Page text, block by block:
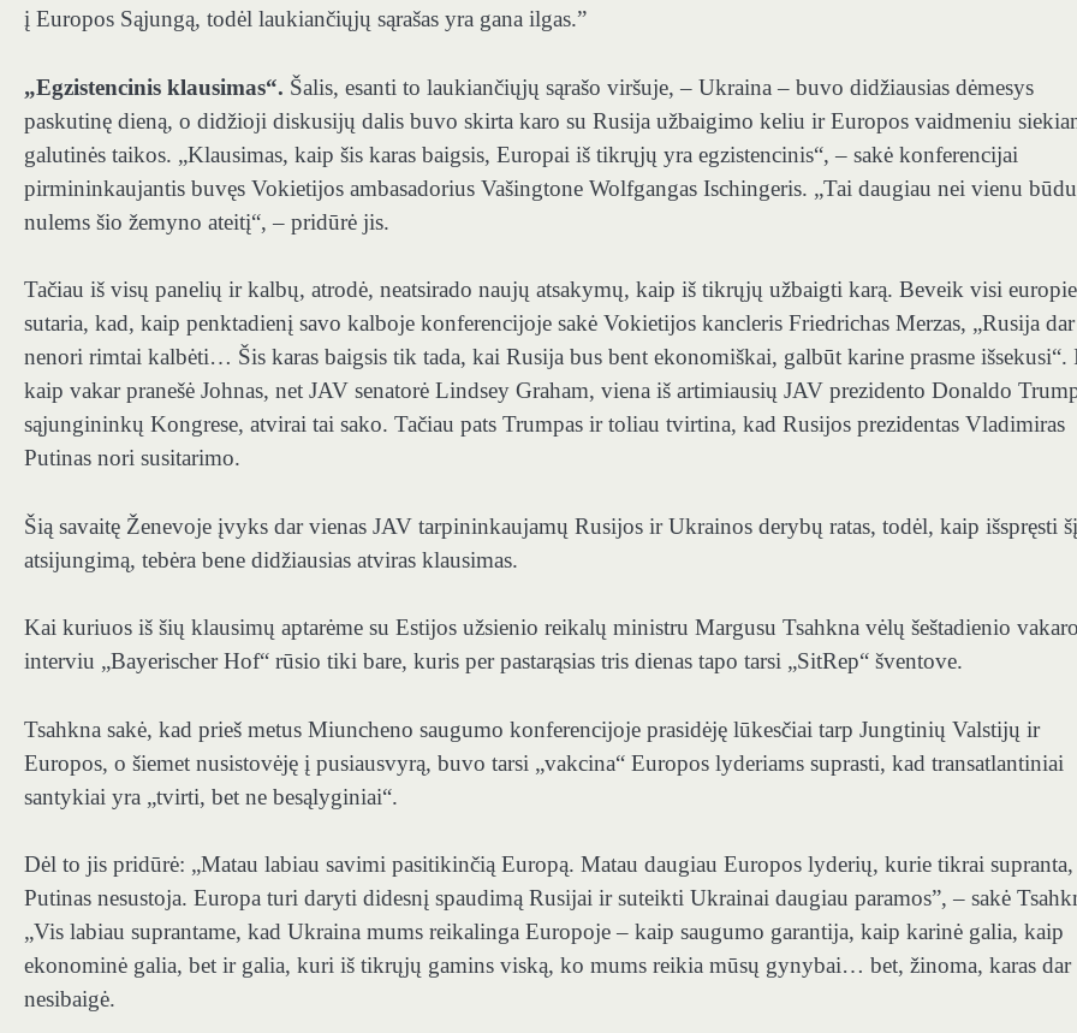
į Europos Sąjungą, todėl laukiančiųjų sąrašas yra gana ilgas.”
„Egzistencinis klausimas“. Šalis, esanti to laukiančiųjų sąrašo viršuje, – Ukraina – buvo didžiausias dėmesys
paskutinę dieną, o didžioji diskusijų dalis buvo skirta karo su Rusija užbaigimo keliu ir Europos vaidmeniu
galutinės taikos. „Klausimas, kaip šis karas baigsis, Europai iš tikrųjų yra egzistencinis“, – sakė konferencijai
pirmininkaujantis buvęs Vokietijos ambasadorius Vašingtone Wolfgangas Ischingeris. „Tai daugiau nei vienu būdu
nulems šio žemyno ateitį“, – pridūrė jis.
Tačiau iš visų panelių ir kalbų, atrodė, neatsirado naujų atsakymų, kaip iš tikrųjų užbaigti karą. Beveik visi
sutaria, kad, kaip penktadienį savo kalboje konferencijoje sakė Vokietijos kancleris Friedrichas Merzas, „Rusija dar
nenori rimtai kalbėti… Šis karas baigsis tik tada, kai Rusija bus bent ekonomiškai, galbūt karine prasme išsekusi“.
kaip vakar pranešė Johnas, net JAV senatorė Lindsey Graham, viena iš artimiausių JAV prezidento Donaldo
sąjungininkų Kongrese, atvirai tai sako. Tačiau pats Trumpas ir toliau tvirtina, kad Rusijos prezidentas Vladimiras
Putinas nori susitarimo.
Šią savaitę Ženevoje įvyks dar vienas JAV tarpininkaujamų Rusijos ir Ukrainos derybų ratas, todėl, kaip išspręsti šį
atsijungimą, tebėra bene didžiausias atviras klausimas.
Kai kuriuos iš šių klausimų aptarėme su Estijos užsienio reikalų ministru Margusu Tsahkna vėlų šeštadienio vakaro
interviu „Bayerischer Hof“ rūsio tiki bare, kuris per pastarąsias tris dienas tapo tarsi „SitRep“ šventove.
Tsahkna sakė, kad prieš metus Miuncheno saugumo konferencijoje prasidėję lūkesčiai tarp Jungtinių Valstijų ir
Europos, o šiemet nusistovėję į pusiausvyrą, buvo tarsi „vakcina“ Europos lyderiams suprasti, kad transatlantiniai
santykiai yra „tvirti, bet ne besąlyginiai“.
Dėl to jis pridūrė: „Matau labiau savimi pasitikinčią Europą. Matau daugiau Europos lyderių, kurie tikrai supranta,
Putinas nesustoja. Europa turi daryti didesnį spaudimą Rusijai ir suteikti Ukrainai daugiau paramos”, – sakė
„Vis labiau suprantame, kad Ukraina mums reikalinga Europoje – kaip saugumo garantija, kaip karinė galia, kaip
ekonominė galia, bet ir galia, kuri iš tikrųjų gamins viską, ko mums reikia mūsų gynybai… bet, žinoma, karas dar
nesibaigė.